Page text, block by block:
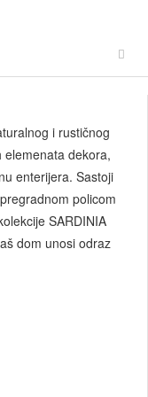
i rustičnog
dekora,
enterijera. Sastoji
policom
SARDINIA
dom unosi odraz